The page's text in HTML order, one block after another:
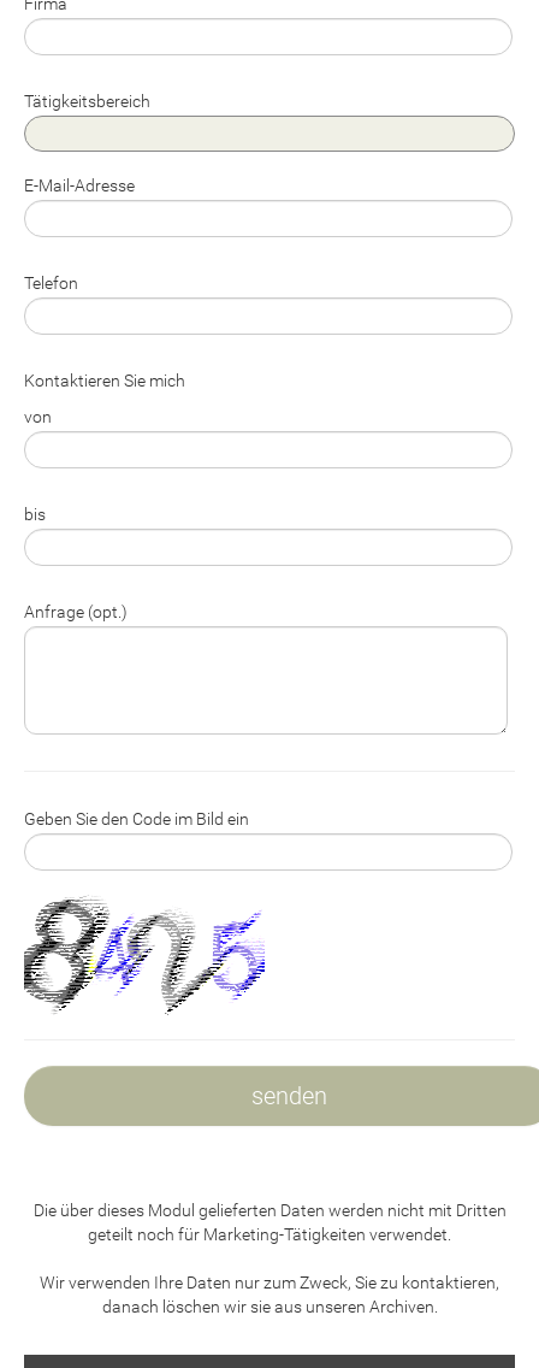
Tätigkeitsbereich
E-Mail-Adresse
Telefon
Kontaktieren Sie mich
von
bis
Anfrage (opt.)
Geben Sie den Code im Bild ein
Die über dieses Modul gelieferten Daten werden nicht mit Dritten
geteilt noch für Marketing-Tätigkeiten verwendet.
Wir verwenden Ihre Daten nur zum Zweck, Sie zu kontaktieren,
danach löschen wir sie aus unseren Archiven.